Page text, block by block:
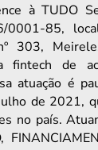
à TUDO
0001-85,
303,
fintech de
atuação é
de 2021,
no país.